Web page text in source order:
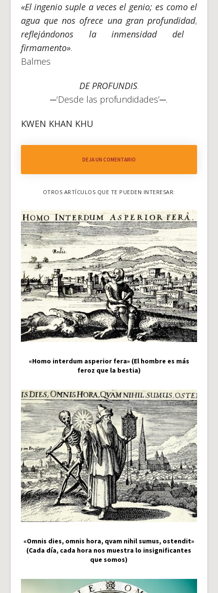
«El ingenio suple a veces el genio; es como el
agua que nos ofrece una gran profundidad,
reflejándonos la inmensidad del
firmamento».
Balmes
DE PROFUNDIS.
─‘Desde las profundidades’─.
KWEN KHAN KHU
DEJA UN COMENTARIO
OTROS ARTÍCULOS QUE TE PUEDEN INTERESAR:
«Homo interdum asperior fera» (El hombre es más
feroz que la bestia)
«Omnis dies, omnis hora, qvam nihil sumus, ostendit»
(Cada día, cada hora nos muestra lo insignificantes
que somos)